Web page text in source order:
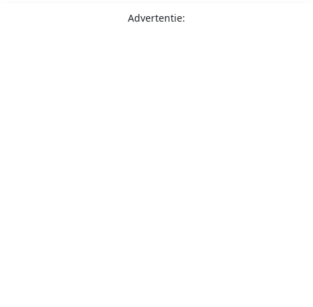
Advertentie: